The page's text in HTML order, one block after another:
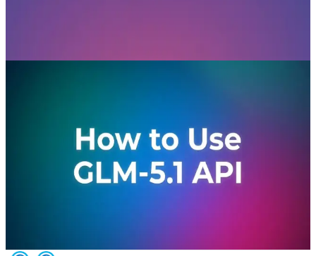
如何使用 GLM-5.1 API
GLM-5.1 是 Z.ai 的旗艦開源模型（於 2026 年 4 月 7 日發
布），針對長時程的代理式任務，如自主編碼與多步推理，